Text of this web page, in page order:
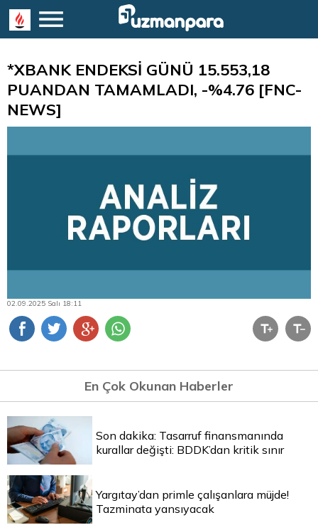
*XBANK ENDEKSİ GÜNÜ 15.553,18
PUANDAN TAMAMLADI, -%4.76 [FNC-
NEWS]
02.09.2025 Salı 18:11
En Çok Okunan Haberler
Son dakika: Tasarruf finansmanında
kurallar değişti: BDDK’dan kritik sınır
Yargıtay’dan primle çalışanlara müjde!
Tazminata yansıyacak